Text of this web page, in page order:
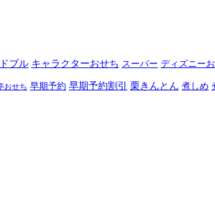
ブル キャラクターおせち スーパー ディズニー
おせち 早期予約 早期予約割引 栗きんとん 煮しめ